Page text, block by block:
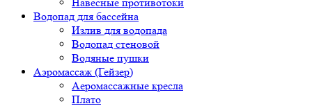
Водопад для бассейна
Излив для водопада
Водопад стеновой
Водяные пушки
Аэромассаж (Гейзер)
Аеромассажные кресла
Плато